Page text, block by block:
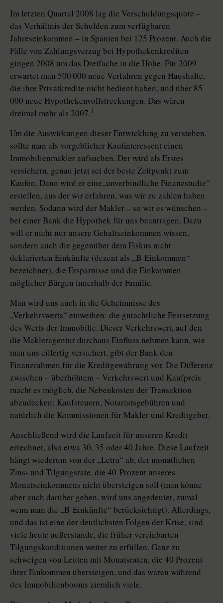
Im letzten Quartal 2008 lag die Verschuldungsquote –
das Verhältnis der Schulden zum verfügbaren
Jahreseinkommen – in Spanien bei 125 Prozent. Auch die
Fälle von Zahlungsverzug bei Hypothekenkrediten
gingen 2008 um das Dreifache in die Höhe. Für 2009
erwartet man 500 000 neue Verfahren gegen Haushalte,
die ihre Privatkredite nicht bedient haben, und über 85
000 neue Hypothekenvollstreckungen. Das wären
dreimal mehr als 2007. 1
Um die Auswirkungen dieser Entwicklung zu verstehen,
sollte man als vorgeblicher Kaufinteressent einen
Immobilienmakler aufsuchen. Der wird als Erstes
versichern, genau jetzt sei der beste Zeitpunkt zum
Kaufen. Dann wird er eine„unverbindliche Finanzstudie“
erstellen, aus der wir erfahren, was wir zu zahlen haben
werden. Sodann wird der Makler – so wir es wünschen –
bei einer Bank die Hypothek für uns beantragen. Dazu
will er nicht nur unsere Gehaltseinkommen wissen,
sondern auch die gegenüber dem Fiskus nicht
deklarierten Einkünfte (dezent als „B-Einkommen“
bezeichnet), die Ersparnisse und die Einkommen
möglicher Bürgen innerhalb der Familie.
Man wird uns auch in die Geheimnisse des
„Verkehrswerts“ einweihen: die gutachtliche Festsetzung
des Werts der Immobilie. Dieser Verkehrswert, auf den
die Makleragentur durchaus Einfluss nehmen kann, wie
man uns eilfertig versichert, gibt der Bank den
Finanzrahmen für die Kreditgewährung vor. Die Differenz
zwischen – überhöhtem – Verkehrswert und Kaufpreis
macht es möglich, die Nebenkosten der Transaktion
abzudecken: Kaufsteuern, Notariatsgebühren und
natürlich die Kommissionen für Makler und Kreditgeber.
Anschließend wird die Laufzeit für unseren Kredit
errechnet, also etwa 30, 35 oder 40 Jahre. Diese Laufzeit
hängt wiederum von der „Letra“ ab, der monatlichen
Zins- und Tilgungsrate, die 40 Prozent unseres
Monatseinkommens nicht übersteigen soll (man könne
aber auch darüber gehen, wird uns angedeutet, zumal
wenn man die „B-Einkünfte“ berücksichtigt). Allerdings,
und das ist eine der deutlichsten Folgen der Krise, sind
viele heute außerstande, die früher vereinbarten
Tilgungskonditionen weiter zu erfüllen. Ganz zu
schweigen von Leuten mit Monatsraten, die 40 Prozent
ihrer Einkommen übersteigen, und das waren während
des Immobilienbooms ziemlich viele.